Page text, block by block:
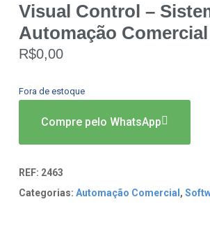
Visual Control –
Automação
R$0,00
Fora de estoque
Compre pelo WhatsApp
REF: 2463
Categorias: Automação Comercial ,